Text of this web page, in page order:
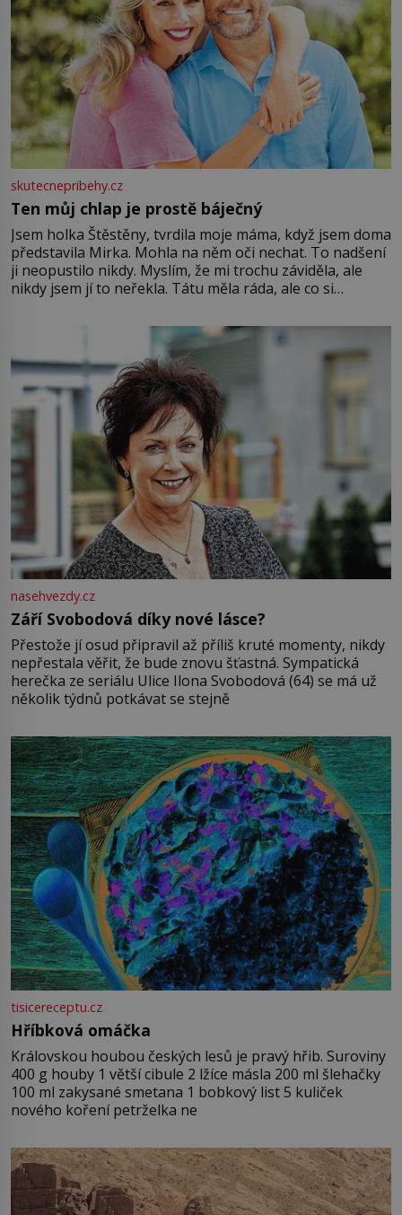
skutecnepribehy.cz
Ten můj chlap je prostě báječný
Jsem holka Štěstěny, tvrdila moje máma, když jsem doma
představila Mirka. Mohla na něm oči nechat. To nadšení
ji neopustilo nikdy. Myslím, že mi trochu záviděla, ale
nikdy jsem jí to neřekla. Tátu měla ráda, ale co si
Jsme spolu moc rádi Tehdy byla jiná doba, když
nasehvezdy.cz
Září Svobodová díky nové lásce?
Přestože jí osud připravil až příliš kruté momenty, nikdy
nepřestala věřit, že bude znovu šťastná. Sympatická
herečka ze seriálu Ulice Ilona Svobodová (64) se má už
několik týdnů potkávat se stejně
tisicereceptu.cz
Hříbková omáčka
Královskou houbou českých lesů je pravý hřib. Suroviny
400 g houby 1 větší cibule 2 lžíce másla 200 ml šlehačky
100 ml zakysané smetana 1 bobkový list 5 kuliček
nového koření petrželka ne